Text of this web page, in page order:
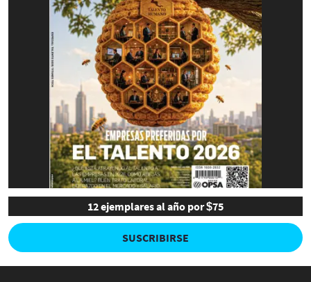
12 ejemplares al año por $75
SUSCRIBIRSE